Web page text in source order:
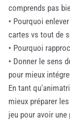
comprends pas
• Pourquoi
cartes vs tout de
• Pourquoi
• Donner le sens
pour mieux
En tant
mieux préparer
jeu pour avoir